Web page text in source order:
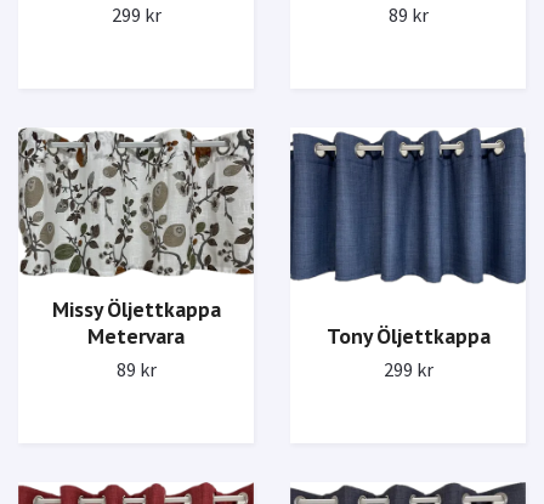
299 kr 89 kr
Missy Öljettkappa
Metervara
89 kr
Tony Öljettkappa
299 kr